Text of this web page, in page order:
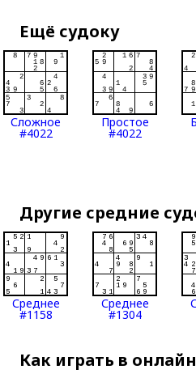
Ещё судоку
Сложное
#4022
Простое
#4022
Другие средние
Среднее
#1158
Среднее
#1304
Как играть в